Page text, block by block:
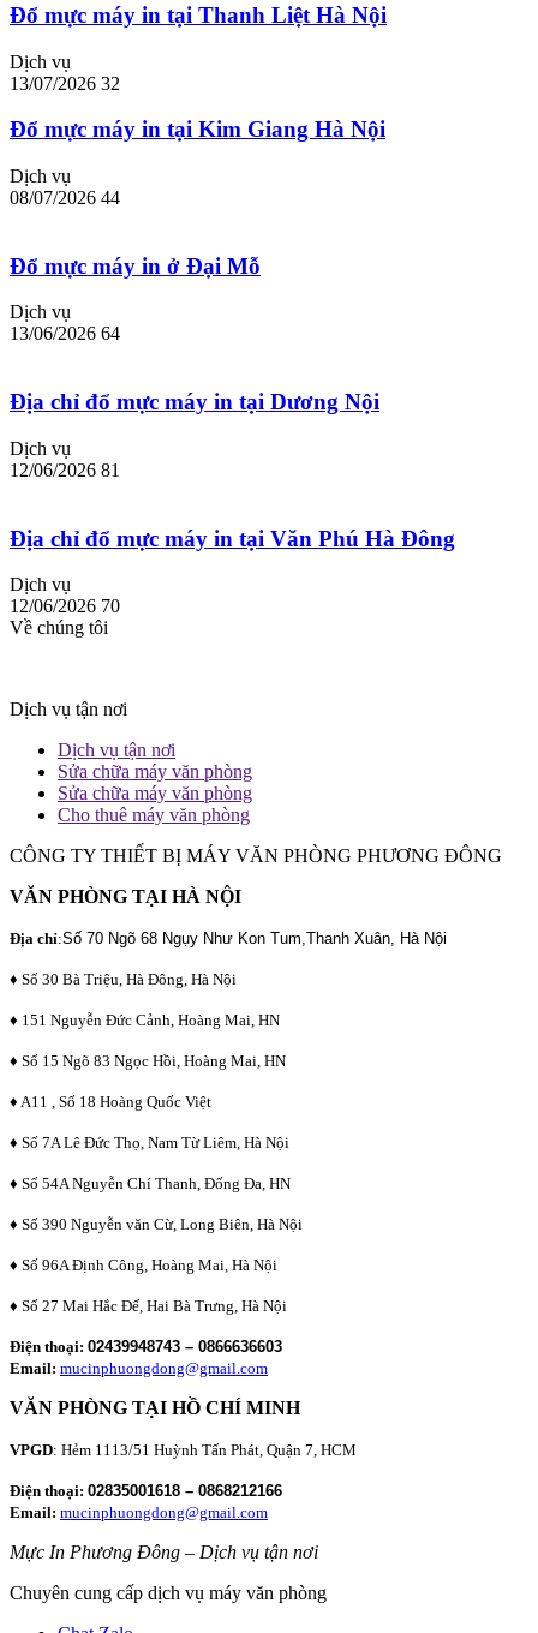
Đổ mực máy in tại Thanh Liệt Hà Nội
Dịch vụ
13/07/2026 32
Đổ mực máy in tại Kim Giang Hà Nội
Dịch vụ
08/07/2026 44
Đổ mực máy in ở Đại Mỗ
Dịch vụ
13/06/2026 64
Địa chỉ đổ mực máy in tại Dương Nội
Dịch vụ
12/06/2026 81
Địa chỉ đổ mực máy in tại Văn Phú Hà Đông
Dịch vụ
12/06/2026 70
Về chúng tôi
Dịch vụ tận nơi
Dịch vụ tận nơi
Sửa chữa máy văn phòng
Sửa chữa máy văn phòng
Cho thuê máy văn phòng
CÔNG TY THIẾT BỊ MÁY VĂN PHÒNG PHƯƠNG ĐÔNG
VĂN PHÒNG TẠI HÀ NỘI
Địa chỉ:Số 70 Ngõ 68 Ngụy Như Kon Tum,Thanh Xuân, Hà Nội
♦ Số 30 Bà Triệu, Hà Đông, Hà Nội
♦ 151 Nguyễn Đức Cảnh, Hoàng Mai, HN
♦ Số 15 Ngõ 83 Ngọc Hồi, Hoàng Mai, HN
♦ A11 , Số 18 Hoàng Quốc Việt
♦ Số 7A Lê Đức Thọ, Nam Từ Liêm, Hà Nội
♦ Số 54A Nguyễn Chí Thanh, Đống Đa, HN
♦ Số 390 Nguyễn văn Cừ, Long Biên, Hà Nội
♦ Số 96A Định Công, Hoàng Mai, Hà Nội
♦ Số 27 Mai Hắc Đế, Hai Bà Trưng, Hà Nội
Điện thoại: 02439948743 – 0866636603
Email: mucinphuongdong@gmail.com
VĂN PHÒNG TẠI HỒ CHÍ MINH
VPGD: Hẻm 1113/51 Huỳnh Tấn Phát, Quận 7, HCM
Điện thoại: 02835001618 – 0868212166
Email: mucinphuongdong@gmail.com
Mực In Phương Đông – Dịch vụ tận nơi
Chuyên cung cấp dịch vụ máy văn phòng